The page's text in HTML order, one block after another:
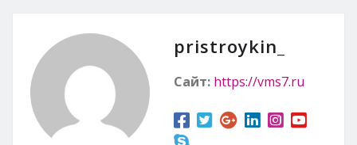
pristroykin_
Сайт: https://vms7.ru